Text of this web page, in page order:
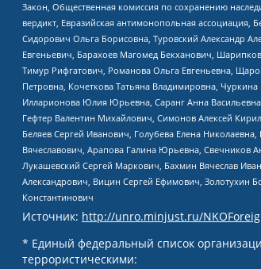
Закон, Общественная комиссия по сохранению
вердикт, Евразийская антимонопольная
Сидорович Ольга Борисовна, Туровский Александр
Евгеньевич, Барахоев Магомед Бекханович,
Тимур Рифгатович, Романова Ольга Евгеньевна,
Петровна, Кочеткова Татьяна Владимировна,
Илларионова Юлия Юрьевна, Саранг Анна
Гефтер Валентин Михайлович, Симонов Алексей
Беляев Сергей Иванович, Голубева Елена
Вячеславович, Арапова Галина Юрьевна, Свечников
Лукашевский Сергей Маркович, Бахмин Вячеслав
Александрович, Вицин Сергей Ефимович, Золотухин
Константинович
Источник: http://unro.minjust.ru/
* Единый федеральный список
террористическими: